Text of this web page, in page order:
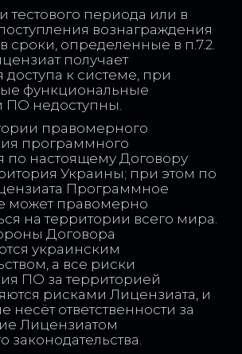
тестового периода или в
вознаграждения
сроки, определенные в п.7.2.
получает
к системе, при
функциональные
ПО недоступны.
правомерного
программного
по настоящему Договору
Украины; при этом по
Программное
может правомерно
на территории всего мира.
Договора
украинским
а все риски
ПО за территорией
рисками Лицензиата, и
несёт ответственности за
Лицензиатом
законодательства.